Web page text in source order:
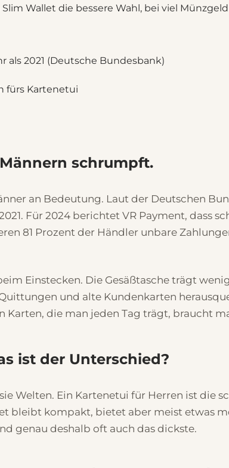
Wallet die bessere Wahl, bei viel
als 2021 (Deutsche Bundesbank)
fürs Kartenetui
schrumpft.
an Bedeutung. Laut der Deutschen
Für 2024 berichtet VR Payment, dass
81 Prozent der Händler unbare
Einstecken. Die Gesäßtasche trägt
und alte Kundenkarten
die man jeden Tag trägt, braucht
ist der Unterschied?
Welten. Ein Kartenetui für Herren ist die
bleibt kompakt, bietet aber meist etwas
genau deshalb oft auch das dickste.